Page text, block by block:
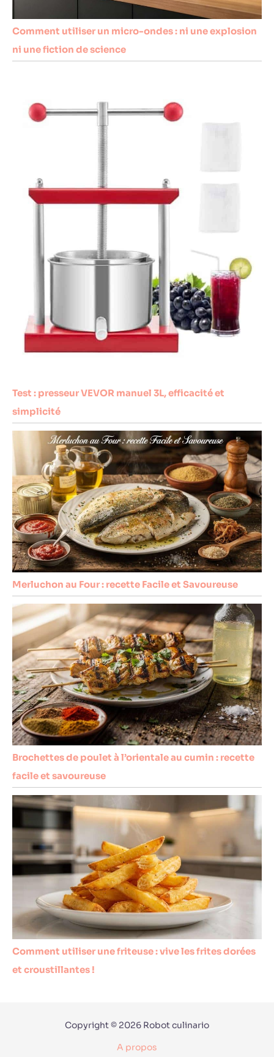
Comment utiliser un micro-ondes : ni une explosion
ni une fiction de science
Test : presseur VEVOR manuel 3L, efficacité et
simplicité
Merluchon au Four : recette Facile et Savoureuse
Brochettes de poulet à l’orientale au cumin : recette
facile et savoureuse
Comment utiliser une friteuse : vive les frites dorées
et croustillantes !
Copyright © 2026 Robot culinario
A propos